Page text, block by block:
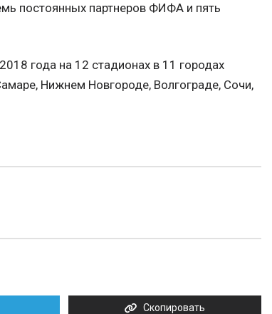
постоянных партнеров ФИФА и пять
года на 12 стадионах в 11 городах
Нижнем Новгороде, Волгограде, Сочи,
Скопировать